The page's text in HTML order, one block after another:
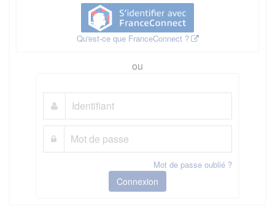
Qu'est-ce que FranceConnect ?
ou
Mot de passe oublié ?
Connexion